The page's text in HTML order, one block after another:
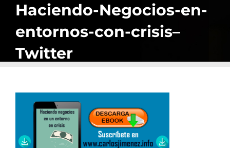
Haciendo-Negocios-en-
entornos-con-crisis–
Twitter